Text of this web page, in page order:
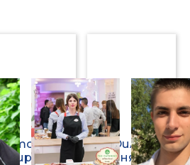
Стояна
Кирова
Филип
Коняров